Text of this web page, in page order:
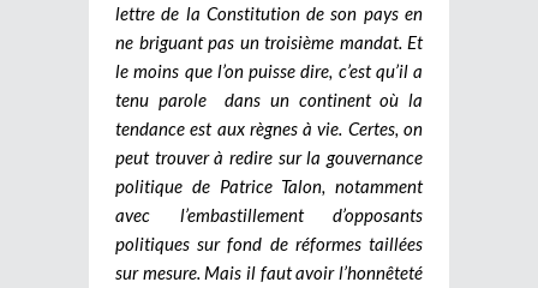
lettre de la Constitution de son pays en
ne briguant pas un troisième mandat. Et
le moins que l’on puisse dire, c’est qu’il a
tenu parole dans un continent où la
tendance est aux règnes à vie. Certes, on
peut trouver à redire sur la gouvernance
politique de Patrice Talon, notamment
avec l’embastillement d’opposants
politiques sur fond de réformes taillées
sur mesure. Mais il faut avoir l’honnêteté